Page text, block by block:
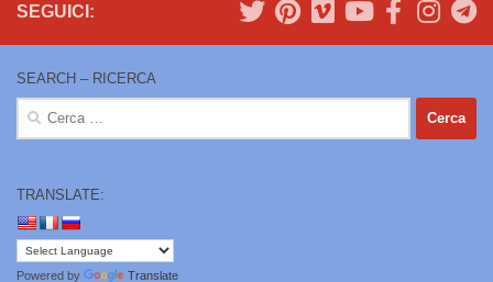
SEGUICI:
SEARCH – RICERCA
Ricerca
TRANSLATE:
Powered by Translate